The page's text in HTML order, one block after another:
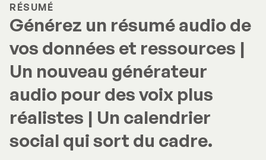
RÉSUMÉ
Générez un résumé audio de
vos données et ressources |
Un nouveau générateur
audio pour des voix plus
réalistes | Un calendrier
social qui sort du cadre.